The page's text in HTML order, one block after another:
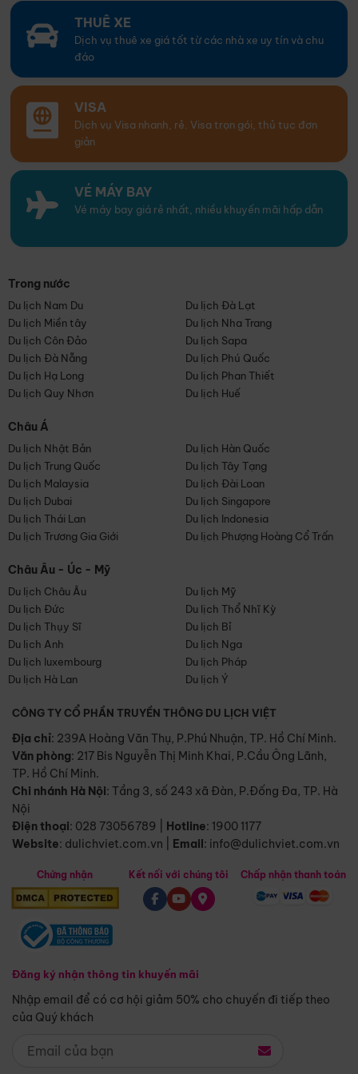
THUÊ XE
Dịch vụ thuê xe giá tốt từ các nhà xe uy tín và chu
đáo
VISA
Dịch vụ Visa nhanh, rẻ. Visa trọn gói, thủ tục đơn
giản
VÉ MÁY BAY
Vé máy bay giá rẻ nhất, nhiều khuyến mãi hấp dẫn
Trong nước
Du lịch Nam Du
Du lịch Đà Lạt
Du lịch Miền tây
Du lịch Nha Trang
Du lịch Côn Đảo
Du lịch Sapa
Du lịch Đà Nẵng
Du lịch Phú Quốc
Du lịch Hạ Long
Du lịch Phan Thiết
Du lịch Quy Nhơn
Du lịch Huế
Châu Á
Du lịch Nhật Bản
Du lịch Hàn Quốc
Du lịch Trung Quốc
Du lịch Tây Tạng
Du lịch Malaysia
Du lịch Đài Loan
Du lịch Dubai
Du lịch Singapore
Du lịch Thái Lan
Du lịch Indonesia
Du lịch Trương Gia Giới
Du lịch Phượng Hoàng Cổ Trấn
Châu Âu - Úc - Mỹ
Du lịch Châu Âu
Du lịch Mỹ
Du lịch Đức
Du lịch Thổ Nhĩ Kỳ
Du lịch Thụy Sĩ
Du lịch Bỉ
Du lịch Anh
Du lịch Nga
Du lịch luxembourg
Du lịch Pháp
Du lịch Hà Lan
Du lịch Ý
CÔNG TY CỔ PHẦN TRUYỀN THÔNG DU LỊCH VIỆT
Địa chỉ: 239A Hoàng Văn Thụ, P.Phú Nhuận, TP. Hồ Chí Minh.
Văn phòng: 217 Bis Nguyễn Thị Minh Khai, P.Cầu Ông Lãnh,
TP. Hồ Chí Minh.
Chi nhánh Hà Nội: Tầng 3, số 243 xã Đàn, P.Đống Đa, TP. Hà
Nội
Điện thoại: 028 73056789 Hotline: 1900 1177
Website: dulichviet.com.vn Email: info@dulichviet.com.vn
Chứng nhận
Đăng ký nhận thông tin khuyến mãi
Nhập email để có cơ hội giảm 50% cho chuyến đi tiếp theo
của Quý khách
Kết nối với chúng tôi Chấp nhận thanh toán